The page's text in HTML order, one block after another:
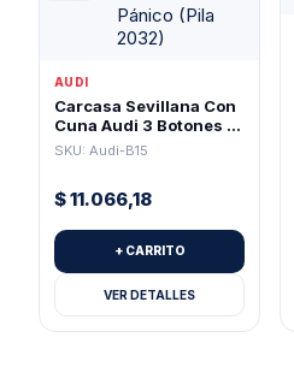
AUDI
Carcasa Sevillana Con
Cuna Audi 3 Botones +
Pánico (Pila 2032)
SKU: Audi-B15
$11.066,18
+ CARRITO
VER DETALLES